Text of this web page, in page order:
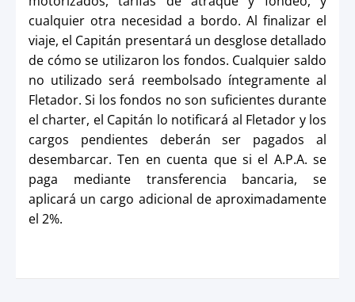
cualquier otra necesidad a bordo. Al finalizar el
viaje, el Capitán presentará un desglose detallado
de cómo se utilizaron los fondos. Cualquier saldo
no utilizado será reembolsado íntegramente al
Fletador. Si los fondos no son suficientes durante
el charter, el Capitán lo notificará al Fletador y los
cargos pendientes deberán ser pagados al
desembarcar. Ten en cuenta que si el A.P.A. se
paga mediante transferencia bancaria, se
aplicará un cargo adicional de aproximadamente
el 2%.